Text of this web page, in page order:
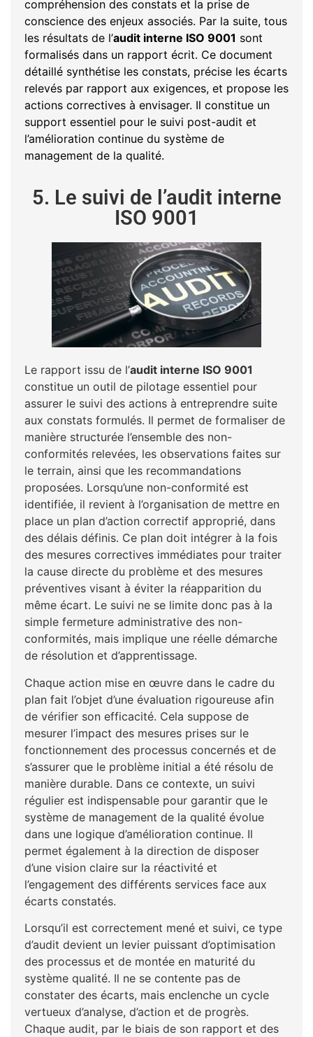
compréhension des constats et la prise de
conscience des enjeux associés. Par la suite, tous
les résultats de l’audit interne ISO 9001 sont
formalisés dans un rapport écrit. Ce document
détaillé synthétise les constats, précise les écarts
relevés par rapport aux exigences, et propose les
actions correctives à envisager. Il constitue un
support essentiel pour le suivi post-audit et
l’amélioration continue du système de
management de la qualité.
5. Le suivi de l’audit interne
ISO 9001
Le rapport issu de l’audit interne ISO 9001
constitue un outil de pilotage essentiel pour
assurer le suivi des actions à entreprendre suite
aux constats formulés. Il permet de formaliser de
manière structurée l’ensemble des non-
conformités relevées, les observations faites sur
le terrain, ainsi que les recommandations
proposées. Lorsqu’une non-conformité est
identifiée, il revient à l’organisation de mettre en
place un plan d’action correctif approprié, dans
des délais définis. Ce plan doit intégrer à la fois
des mesures correctives immédiates pour traiter
la cause directe du problème et des mesures
préventives visant à éviter la réapparition du
même écart. Le suivi ne se limite donc pas à la
simple fermeture administrative des non-
conformités, mais implique une réelle démarche
de résolution et d’apprentissage.
Chaque action mise en œuvre dans le cadre du
plan fait l’objet d’une évaluation rigoureuse afin
de vérifier son efficacité. Cela suppose de
mesurer l’impact des mesures prises sur le
fonctionnement des processus concernés et de
s’assurer que le problème initial a été résolu de
manière durable. Dans ce contexte, un suivi
régulier est indispensable pour garantir que le
système de management de la qualité évolue
dans une logique d’amélioration continue. Il
permet également à la direction de disposer
d’une vision claire sur la réactivité et
l’engagement des différents services face aux
écarts constatés.
Lorsqu’il est correctement mené et suivi, ce type
d’audit devient un levier puissant d’optimisation
des processus et de montée en maturité du
système qualité. Il ne se contente pas de
constater des écarts, mais enclenche un cycle
vertueux d’analyse, d’action et de progrès.
Chaque audit, par le biais de son rapport et des